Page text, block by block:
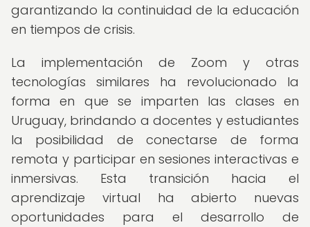
garantizando la continuidad de la educación
en tiempos de crisis.
La implementación de Zoom y otras
tecnologías similares ha revolucionado la
forma en que se imparten las clases en
Uruguay, brindando a docentes y estudiantes
la posibilidad de conectarse de forma
remota y participar en sesiones interactivas e
inmersivas. Esta transición hacia el
aprendizaje virtual ha abierto nuevas
oportunidades para el desarrollo de